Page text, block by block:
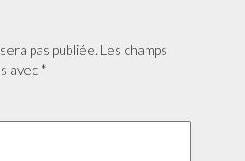
pas publiée. Les champs
avec *